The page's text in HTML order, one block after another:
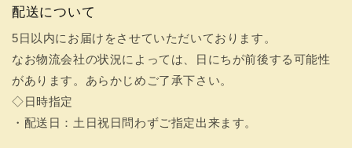
配送について
5日以内にお届けをさせていただいております。
なお物流会社の状況によっては、日にちが前後する可能性
があります。あらかじめご了承下さい。
◇日時指定
・配送日：土日祝日問わずご指定出来ます。